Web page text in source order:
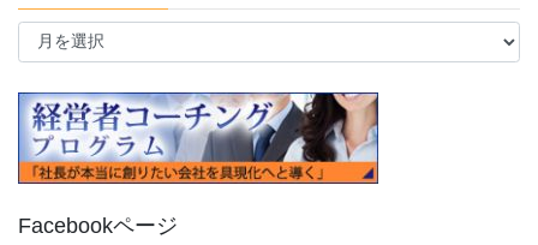
月
ー
カ
イ
ブ
Facebookページ